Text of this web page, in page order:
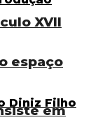
XVII
espaço
em